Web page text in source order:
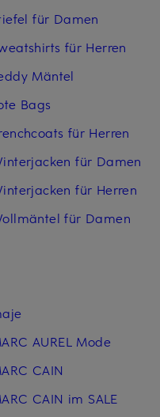
für Damen
für Herren
Mäntel
Bags
für Herren
für Damen
für Herren
für Damen
AUREL Mode
CAIN
CAIN im SALE